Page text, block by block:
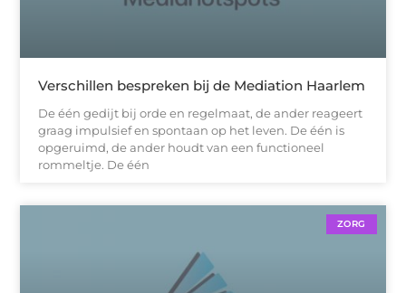
Verschillen bespreken bij de Mediation Haarlem
De één gedijt bij orde en regelmaat, de ander reageert
graag impulsief en spontaan op het leven. De één is
opgeruimd, de ander houdt van een functioneel
rommeltje. De één
ZORG